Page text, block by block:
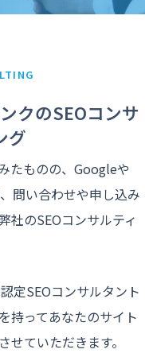
クのSEOコンサ
グ
たものの、Googleや
問い合わせや申し込み
社のSEOコンサルティ
定SEOコンサルタント
持ってあなたのサイト
ていただきます。